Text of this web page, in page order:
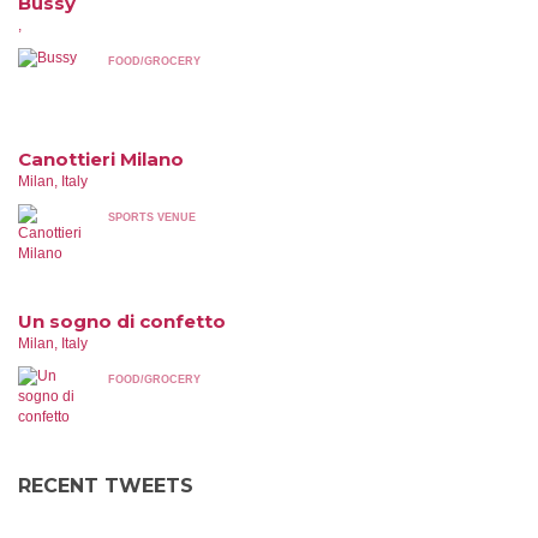
,
FOOD/GROCERY
Canottieri Milano
Milan, Italy
SPORTS VENUE
Un sogno di confetto
Milan, Italy
FOOD/GROCERY
RECENT TWEETS